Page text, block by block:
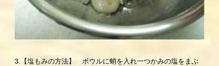
3.【塩もみの方法】 ボウルに蛸を入れ一つかみの塩をまぶ